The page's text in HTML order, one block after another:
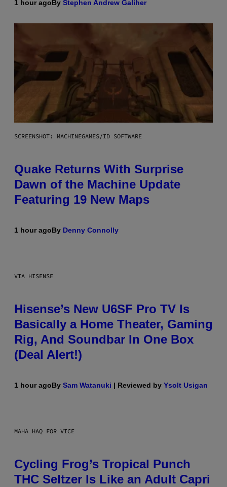
1 hour ago By Stephen Andrew Galiher
SCREENSHOT: MACHINEGAMES/ID SOFTWARE
Quake Returns With Surprise
Dawn of the Machine Update
Featuring 19 New Maps
1 hour agoBy Denny Connolly
VIA HISENSE
Hisense’s New U6SF Pro TV Is
Basically a Home Theater, Gaming
Rig, And Soundbar In One Box
(Deal Alert!)
1 hour agoBy Sam Watanuki | Reviewed by Ysolt Usigan
MAHA HAQ FOR VICE
Cycling Frog’s Tropical Punch
THC Seltzer Is Like an Adult Capri